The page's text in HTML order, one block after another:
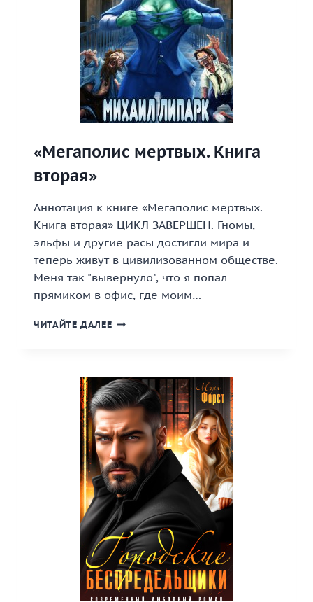
«Мегаполис мертвых. Книга
вторая»
Аннотация к книге «Мегаполис мертвых.
Книга вторая» ЦИКЛ ЗАВЕРШЕН. Гномы,
эльфы и другие расы достигли мира и
теперь живут в цивилизованном обществе.
Меня так "вывернуло", что я попал
прямиком в офис, где моим…
ЧИТАЙТЕ ДАЛЕЕ «МЕГАПОЛИС